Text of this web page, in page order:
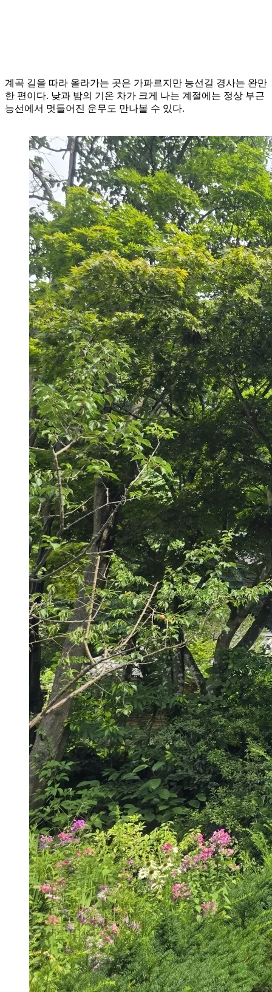
계곡 길을 따라 올라가는 곳은 가파르지만 능선길 경사는 완만
한 편이다. 낮과 밤의 기온 차가 크게 나는 계절에는 정상 부근
능선에서 멋들어진 운무도 만나볼 수 있다.